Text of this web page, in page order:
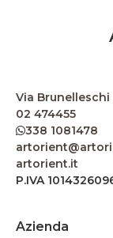
Via Brunelleschi
02 474455
338 1081478
artorient.it
P.IVA
Azienda